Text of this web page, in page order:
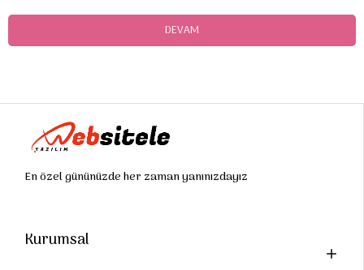
DEVAM
En özel gününüzde her zaman yanınızdayız
Kurumsal